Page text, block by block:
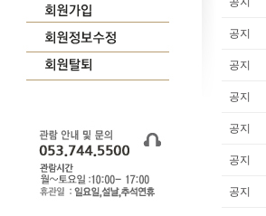
공지
공지
공지
공지
공지
공지